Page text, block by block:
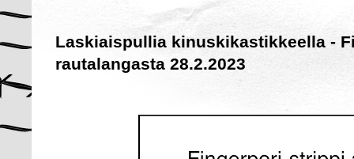
Laskiaispullia kinuskikastikkeella -
rautalangasta 28.2.2023